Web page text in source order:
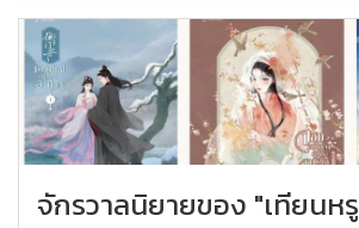
จักรวาลนิยายของ "เทียนห